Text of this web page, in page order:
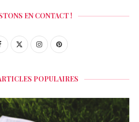
EN CONTACT !
POPULAIRES